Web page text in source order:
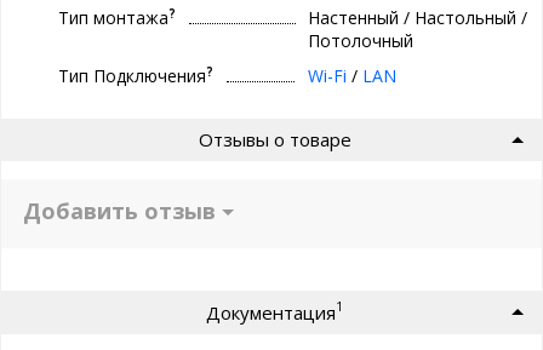
Тип монтажа?
Настенный / Настольный /
Потолочный
Тип Подключения? Wi-Fi / LAN
Отзывы о товаре
Добавить отзыв
Документация1